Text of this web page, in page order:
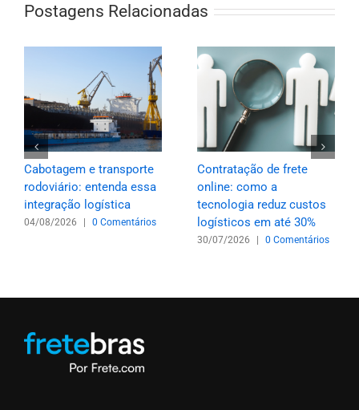
Postagens Relacionadas
Cabotagem e transporte
rodoviário: entenda essa
integração logística
04/08/2026 | 0 Comentários
Contratação de frete
online: como a
tecnologia reduz custos
logísticos em até 30%
30/07/2026 | 0 Comentários